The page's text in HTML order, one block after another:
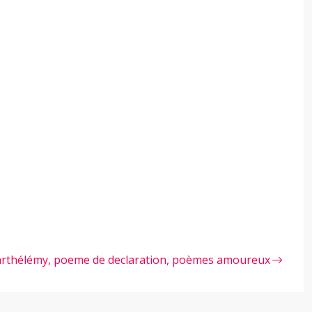
poeme de declaration, poèmes amoureux